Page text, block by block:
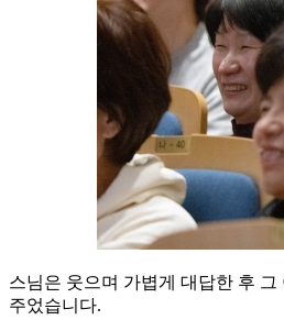
스님은 웃으며 가볍게 대답한 후 그
주었습니다.